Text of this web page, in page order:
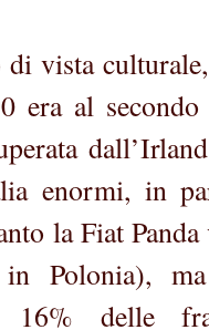
di vista
era al
enormi, in
la Fiat
in Polonia),
delle